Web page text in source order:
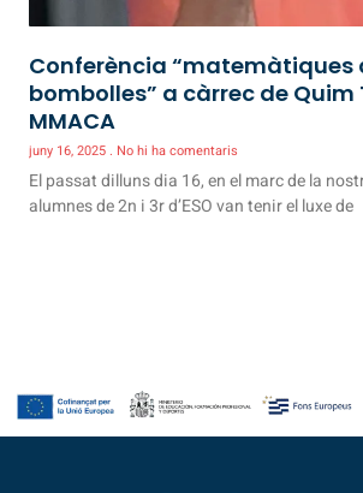
Conferència “matemàtiques
bombolles” a càrrec de
MMACA
juny 16, 2025 No hi ha comentaris
El passat dilluns dia 16, en el marc de la
alumnes de 2n i 3r d’ESO van tenir el luxe de